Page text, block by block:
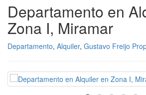
Departamento en
Zona I, Miramar
Departamento, Alquiler, Gustavo Freijo